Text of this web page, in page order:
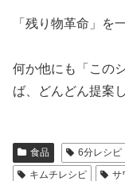
「残り物革命」
何か他にも「この
ば、どんどん提案
食品 6分レシピ
キムチレシピ
サ